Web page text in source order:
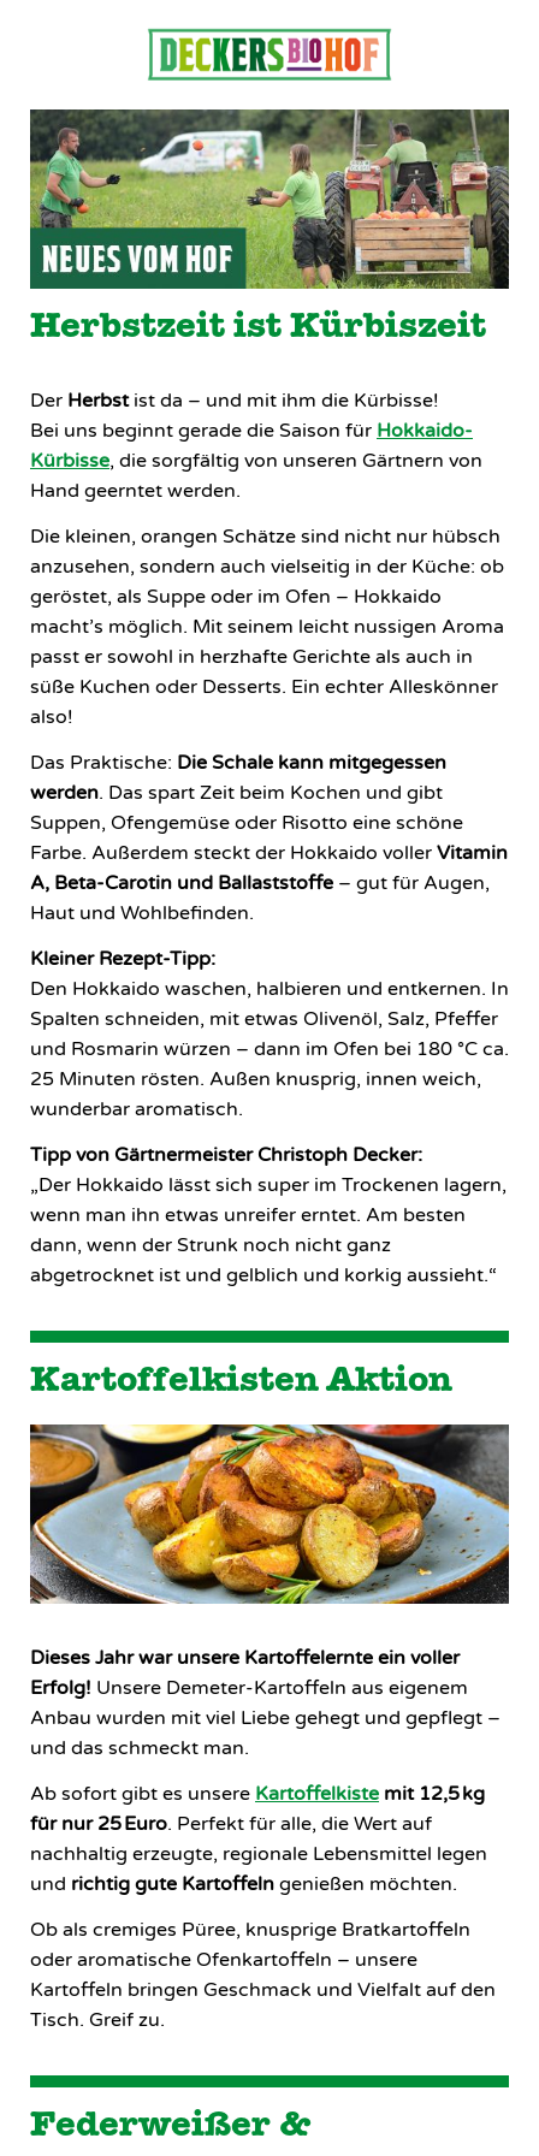
Herbstzeit ist Kürbiszeit
Der Herbst ist da – und mit ihm die Kürbisse!
Bei uns beginnt gerade die Saison für Hokkaido-
Kürbisse, die sorgfältig von unseren Gärtnern von
Hand geerntet werden.
Die kleinen, orangen Schätze sind nicht nur hübsch
anzusehen, sondern auch vielseitig in der Küche: ob
geröstet, als Suppe oder im Ofen – Hokkaido
macht’s möglich. Mit seinem leicht nussigen Aroma
passt er sowohl in herzhafte Gerichte als auch in
süße Kuchen oder Desserts. Ein echter Alleskönner
also!
Das Praktische: Die Schale kann mitgegessen
werden. Das spart Zeit beim Kochen und gibt
Suppen, Ofengemüse oder Risotto eine schöne
Farbe. Außerdem steckt der Hokkaido voller Vitamin
A, Beta-Carotin und Ballaststoffe – gut für Augen,
Haut und Wohlbefinden.
Kleiner Rezept-Tipp:
Den Hokkaido waschen, halbieren und entkernen. In
Spalten schneiden, mit etwas Olivenöl, Salz, Pfeffer
und Rosmarin würzen – dann im Ofen bei 180 °C ca.
25 Minuten rösten. Außen knusprig, innen weich,
wunderbar aromatisch.
Tipp von Gärtnermeister Christoph Decker:
„Der Hokkaido lässt sich super im Trockenen lagern,
wenn man ihn etwas unreifer erntet. Am besten
dann, wenn der Strunk noch nicht ganz
abgetrocknet ist und gelblich und korkig aussieht.“
Kartoffelkisten Aktion
Dieses Jahr war unsere Kartoffelernte ein voller
Erfolg! Unsere Demeter-Kartoffeln aus eigenem
Anbau wurden mit viel Liebe gehegt und gepflegt –
und das schmeckt man.
Ab sofort gibt es unsere Kartoffelkiste mit 12,5 kg
für nur 25 Euro. Perfekt für alle, die Wert auf
nachhaltig erzeugte, regionale Lebensmittel legen
und richtig gute Kartoffeln genießen möchten.
Ob als cremiges Püree, knusprige Bratkartoffeln
oder aromatische Ofenkartoffeln – unsere
Kartoffeln bringen Geschmack und Vielfalt auf den
Tisch. Greif zu.
Federweißer &